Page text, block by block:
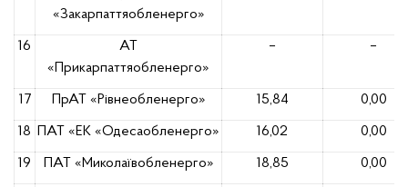
«Закарпаттяобленерго»
16
АТ
«Прикарпаттяобленерго»
– –
17 ПрАТ «Рівнеобленерго» 15,84 0,00
18 ПАТ «ЕК «Одесаобленерго» 16,02 0,00
19 ПАТ «Миколаївобленерго» 18,85 0,00